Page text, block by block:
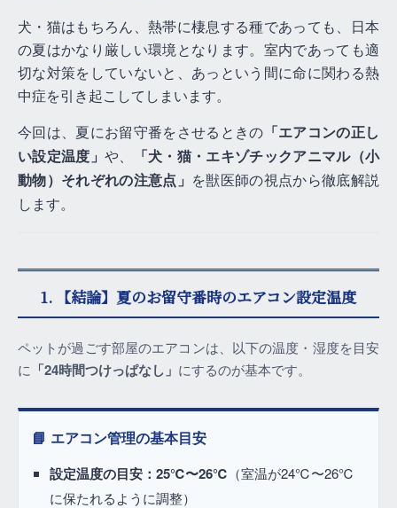
犬・猫はもちろん、熱帯に棲息する種であっても、日本
の夏はかなり厳しい環境となります。室内であっても適
切な対策をしていないと、あっという間に命に関わる熱
中症を引き起こしてしまいます。
今回は、夏にお留守番をさせるときの 「エアコンの正し
い設定温度」 や、
「犬・猫・エキゾチックアニマル（小
動物）それぞれの注意点」 を獣医師の視点から徹底解説
します。
1. 【結論】夏のお留守番時のエアコン設定温度
ペットが過ごす部屋のエアコンは、以下の温度・湿度を目安
に 「24時間つけっぱなし」 にするのが基本です。
📘 エアコン管理の基本目安
設定温度の目安：25℃〜26℃ （室温が24℃〜26℃
に保たれるように調整）